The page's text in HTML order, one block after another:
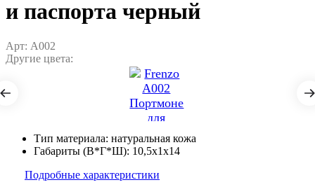
и паспорта черный
Арт: A002
Другие цвета:
Тип материала: натуральная кожа
Габариты (В*Г*Ш): 10,5x1x14
Подробные характеристики